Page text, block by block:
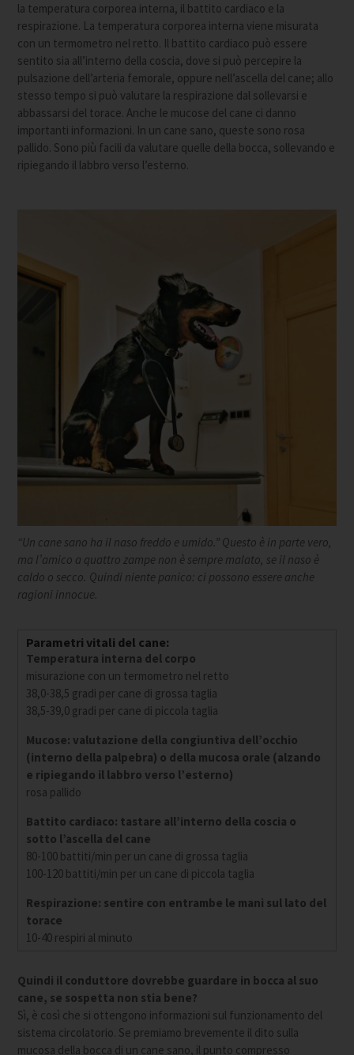
la temperatura corporea interna, il battito cardiaco e la
respirazione. La temperatura corporea interna viene misurata
con un termometro nel retto. Il battito cardiaco può essere
sentito sia all’interno della coscia, dove si può percepire la
pulsazione dell’arteria femorale, oppure nell’ascella del cane; allo
stesso tempo si può valutare la respirazione dal sollevarsi e
abbassarsi del torace. Anche le mucose del cane ci danno
importanti informazioni. In un cane sano, queste sono rosa
pallido. Sono più facili da valutare quelle della bocca, sollevando e
ripiegando il labbro verso l’esterno.
“Un cane sano ha il naso freddo e umido.” Questo è in parte vero,
ma l’amico a quattro zampe non è sempre malato, se il naso è
caldo o secco. Quindi niente panico: ci possono essere anche
ragioni innocue.
Parametri vitali del cane:
Temperatura interna del corpo
misurazione con un termometro nel retto
38,0-38,5 gradi per cane di grossa taglia
38,5-39,0 gradi per cane di piccola taglia
Mucose: valutazione della congiuntiva dell’occhio
(interno della palpebra) o della mucosa orale (alzando
e ripiegando il labbro verso l’esterno)
rosa pallido
Battito cardiaco: tastare all’interno della coscia o
sotto l’ascella del cane
80-100 battiti/min per un cane di grossa taglia
100-120 battiti/min per un cane di piccola taglia
Respirazione: sentire con entrambe le mani sul lato del
torace
10-40 respiri al minuto
Quindi il conduttore dovrebbe guardare in bocca al suo
cane, se sospetta non stia bene?
Sì, è così che si ottengono informazioni sul funzionamento del
sistema circolatorio. Se premiamo brevemente il dito sulla
mucosa della bocca di un cane sano, il punto compresso